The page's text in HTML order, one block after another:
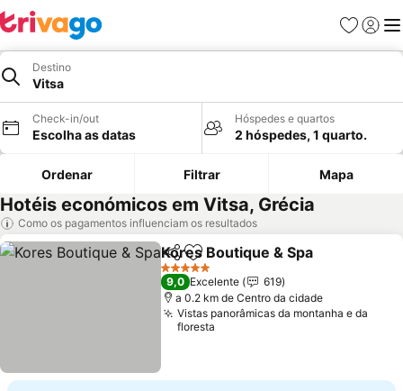
Favoritos
Iniciar
Destino
Vitsa
Check-in/out
Escolha as datas
Hóspedes e quartos
2 hóspedes, 1 quarto.
Ordenar Filtrar Mapa
Hotéis económicos em Vitsa, Grécia
Como os pagamentos influenciam os resultados
PartilharAdicionar aos favoritos
Kores Boutique & Spa
5 Estrelas
9,0 Excelente
619
a 0.2 km de Centro da cidade
Vistas panorâmicas da montanha e da
floresta